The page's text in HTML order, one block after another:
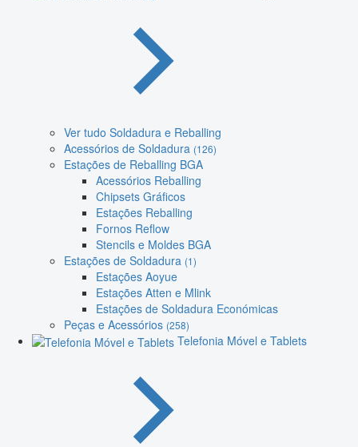
Ver tudo Soldadura e Reballing
Acessórios de Soldadura (126)
Estações de Reballing BGA
Acessórios Reballing
Chipsets Gráficos
Estações Reballing
Fornos Reflow
Stencils e Moldes BGA
Estações de Soldadura (1)
Estações Aoyue
Estações Atten e Mlink
Estações de Soldadura Económicas
Peças e Acessórios (258)
Telefonia Móvel e Tablets